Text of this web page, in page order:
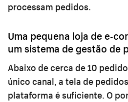
processam pedidos.
Uma pequena loja de e-
um sistema de gestão de
Abaixo de cerca de 10
único canal, a tela de
plataforma é suficiente. O